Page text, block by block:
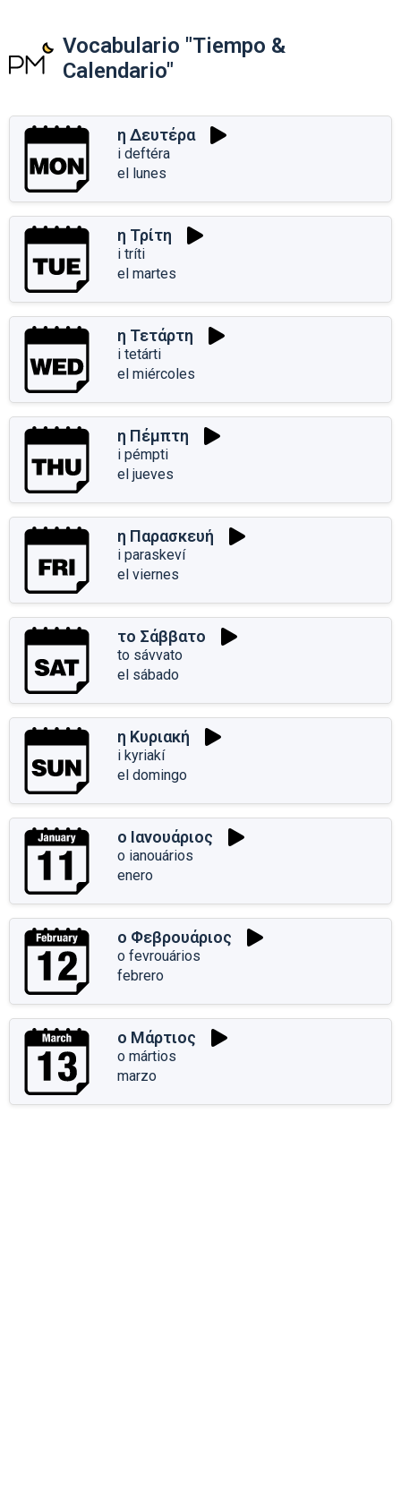
Vocabulario "Tiempo &
Calendario"
η Δευτέρα
i deftéra
el lunes
η Τρίτη
i tríti
el martes
η Τετάρτη
i tetárti
el miércoles
η Πέμπτη
i pémpti
el jueves
η Παρασκευή
i paraskeví
el viernes
το Σάββατο
to sávvato
el sábado
η Κυριακή
i kyriakí
el domingo
ο Ιανουάριος
o ianouários
enero
ο Φεβρουάριος
o fevrouários
febrero
ο Μάρτιος
o mártios
marzo